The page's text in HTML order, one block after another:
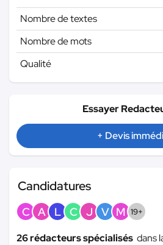
Nombre de textes
Nombre de mots
Qualité
Essayer
+ Devis
Candidatures
C A L C J V M 19+
26 rédacteurs spécialisés dans